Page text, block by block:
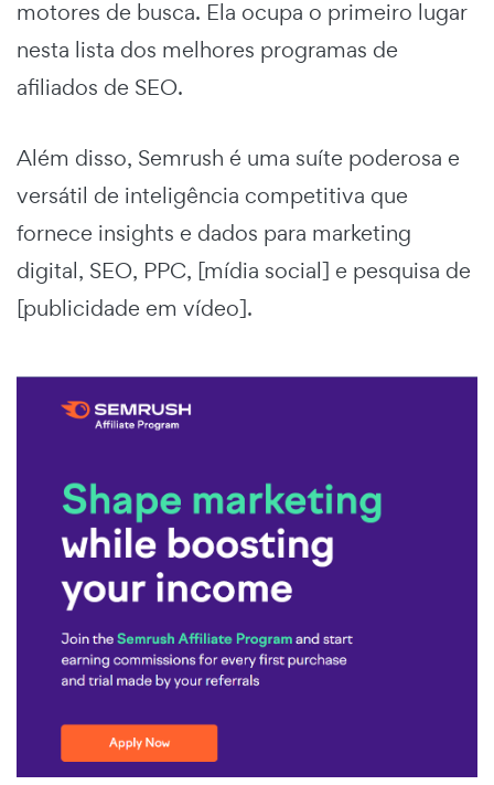
motores de busca. Ela ocupa o primeiro lugar
nesta lista dos melhores programas de
afiliados de SEO.
Além disso, Semrush é uma suíte poderosa e
versátil de inteligência competitiva que
fornece insights e dados para marketing
digital, SEO, PPC, [mídia social] e pesquisa de
[publicidade em vídeo].